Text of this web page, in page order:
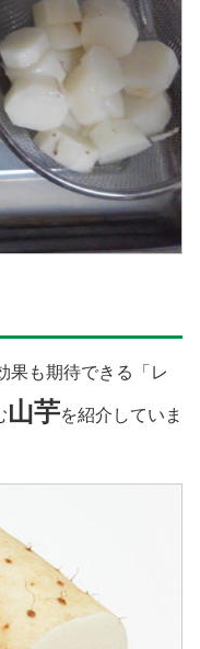
果も期待できる「レ
山芋を紹介していま